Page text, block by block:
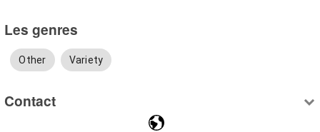
Les genres
Other Variety
Contact